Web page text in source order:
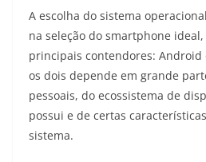
A escolha do sistema
na seleção do smartphone
principais contendores: Android
os dois depende em grande
pessoais, do ecossistema de
possui e de certas
sistema.